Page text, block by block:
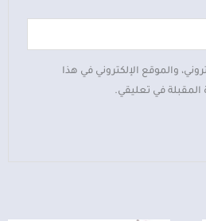
والموقع الإلكتروني في هذا
في تعليقي.